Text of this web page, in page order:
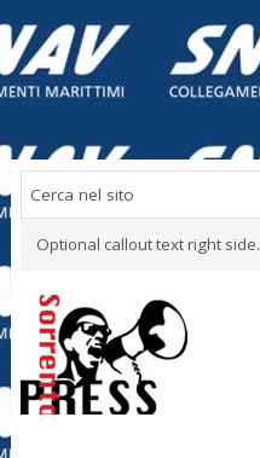
Optional callout text right side.